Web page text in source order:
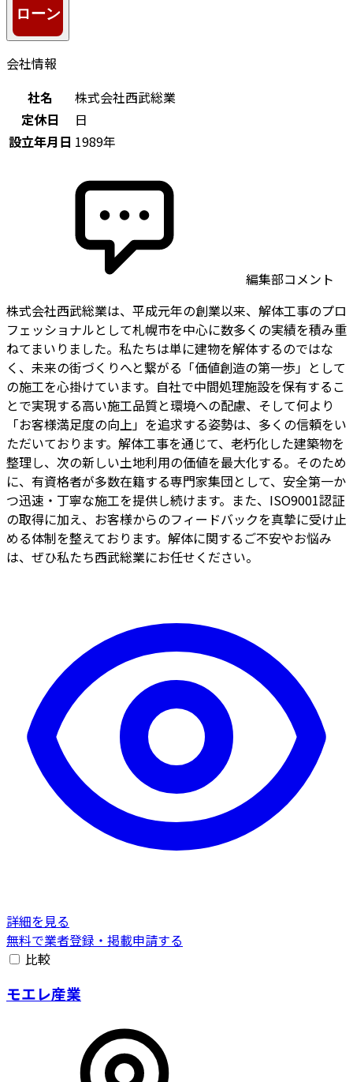
会社情報
社名
株式会社西武総業
定休日
日
設立年月日 1989年
編集部コメント
株式会社西武総業は、平成元年の創業以来、解体工事のプロ
フェッショナルとして札幌市を中心に数多くの実績を積み重
ねてまいりました。私たちは単に建物を解体するのではな
く、未来の街づくりへと繋がる「価値創造の第一歩」として
の施工を心掛けています。自社で中間処理施設を保有するこ
とで実現する高い施工品質と環境への配慮、そして何より
「お客様満足度の向上」を追求する姿勢は、多くの信頼をい
ただいております。解体工事を通じて、老朽化した建築物を
整理し、次の新しい土地利用の価値を最大化する。そのため
に、有資格者が多数在籍する専門家集団として、安全第一か
つ迅速・丁寧な施工を提供し続けます。また、ISO9001認証
の取得に加え、お客様からのフィードバックを真摯に受け止
める体制を整えております。解体に関するご不安やお悩み
は、ぜひ私たち西武総業にお任せください。
詳細を見る
無料で業者登録・掲載申請する
比較
モエレ産業